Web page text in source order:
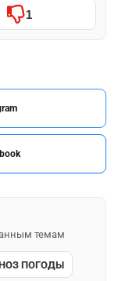
1
темам
ПОГОДЫ